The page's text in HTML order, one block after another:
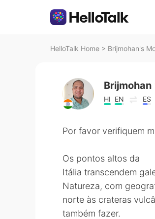
HelloTalk Home > Brijmohan's
Brijmohan
HI EN ES
Por favor verifiquem
Os pontos altos da
Itália transcendem
Natureza, com
norte às crateras
também fazer.